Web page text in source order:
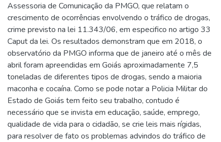
Assessoria de Comunicação da PMGO, que relatam o
crescimento de ocorrências envolvendo o tráfico de drogas,
crime previsto na lei 11.343/06, em especifico no artigo 33
Caput da lei. Os resultados demonstram que em 2018, o
observatório da PMGO informa que de janeiro até o mês de
abril foram apreendidas em Goiás aproximadamente 7,5
toneladas de diferentes tipos de drogas, sendo a maioria
maconha e cocaína. Como se pode notar a Policia Militar do
Estado de Goiás tem feito seu trabalho, contudo é
necessário que se invista em educação, saúde, emprego,
qualidade de vida para o cidadão, se crie leis mais rígidas,
para resolver de fato os problemas advindos do tráfico de